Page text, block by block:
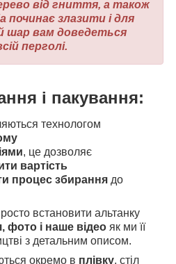
від гниття, а також
починає злазити і для
шар вам доведеться
перголі.
і пакування:
технологом
, це дозволяє
вартість
процес збирання до
встановити альтанку
фото і наше відео як ми її
з детальним описом.
окремо в плівку, стіл